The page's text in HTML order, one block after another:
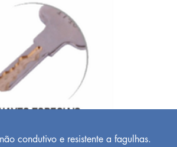
condutivo e resistente a fagulhas.